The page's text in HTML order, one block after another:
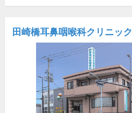
田崎橋耳鼻咽喉科クリニック